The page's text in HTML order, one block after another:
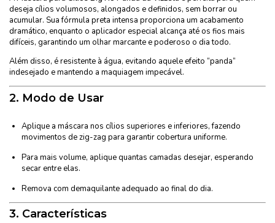
deseja cílios volumosos, alongados e definidos, sem borrar ou
acumular. Sua fórmula preta intensa proporciona um acabamento
dramático, enquanto o aplicador especial alcança até os fios mais
difíceis, garantindo um olhar marcante e poderoso o dia todo.
Além disso, é resistente à água, evitando aquele efeito “panda”
indesejado e mantendo a maquiagem impecável.
2. Modo de Usar
Aplique a máscara nos cílios superiores e inferiores, fazendo
movimentos de zig-zag para garantir cobertura uniforme.
Para mais volume, aplique quantas camadas desejar, esperando
secar entre elas.
Remova com demaquilante adequado ao final do dia.
3. Características